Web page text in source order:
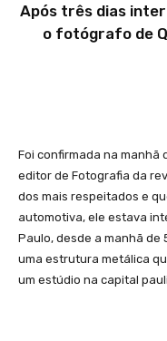
Após três dias
o fotógrafo de
Foi confirmada na
editor de Fotografia da
dos mais respeitados e
automotiva, ele estava
Paulo, desde a manhã
uma estrutura metálica
um estúdio na capital